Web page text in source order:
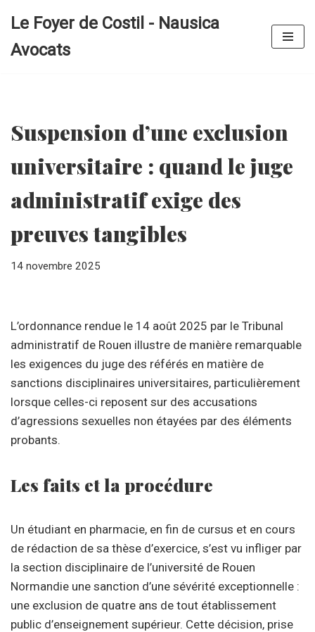
au
Le Foyer de Costil - Nausica
Avocats
Suspension d’une exclusion
universitaire : quand le juge
administratif exige des
preuves tangibles
14 novembre 2025
L’ordonnance rendue le 14 août 2025 par le Tribunal
administratif de Rouen illustre de manière remarquable
les exigences du juge des référés en matière de
sanctions disciplinaires universitaires, particulièrement
lorsque celles-ci reposent sur des accusations
d’agressions sexuelles non étayées par des éléments
probants.
Les faits et la procédure
Un étudiant en pharmacie, en fin de cursus et en cours
de rédaction de sa thèse d’exercice, s’est vu infliger par
la section disciplinaire de l’université de Rouen
Normandie une sanction d’une sévérité exceptionnelle :
une exclusion de quatre ans de tout établissement
public d’enseignement supérieur. Cette décision, prise